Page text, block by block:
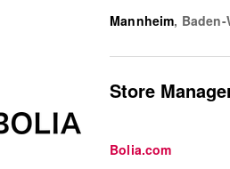
Mannheim,
Store
Bolia.com